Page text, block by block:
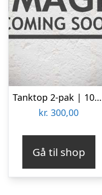
Tanktop 2-pak | 100 % økologisk bomuld | Sort
kr. 300,00
Gå til shop